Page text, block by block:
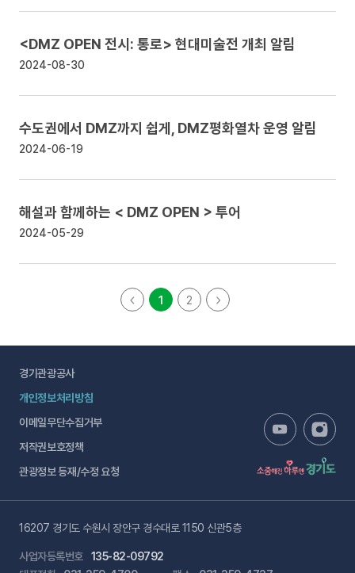
<DMZ OPEN 전시: 통로> 현대미술전 개최 알림
2024-08-30
수도권에서 DMZ까지 쉽게, DMZ평화열차 운영 알림
2024-06-19
해설과 함께하는 < DMZ OPEN > 투어
2024-05-29
1 2
경기관광공사
개인정보처리방침
이메일무단수집거부
저작권보호정책
관광정보 등재/수정 요청
16207 경기도 수원시 장안구 경수대로 1150 신관5층
사업자등록번호
135-82-09792